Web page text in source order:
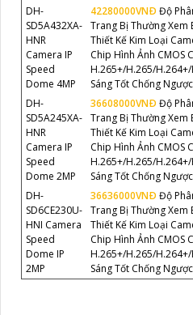
DH-
SD5A432XA-
HNR
Camera IP
Speed
Dome 4MP
42280000VNÐ Độ
Trang Bị Thường
Thiết Kế Kim Loại
Chip Hình Ảnh CMOS
H.265+/H.265/
Sáng Tốt Chống
DH-
SD5A245XA-
HNR
Camera IP
Speed
Dome 2MP
36608000VNÐ Độ
Trang Bị Thường
Thiết Kế Kim Loại
Chip Hình Ảnh CMOS
H.265+/H.265/
Sáng Tốt Chống
DH-
SD6CE230U-
HNI Camera
Speed
Dome IP
2MP
36636000VNÐ Độ
Trang Bị Thường
Thiết Kế Kim Loại
Chip Hình Ảnh CMOS
H.265+/H.265/
Sáng Tốt Chống